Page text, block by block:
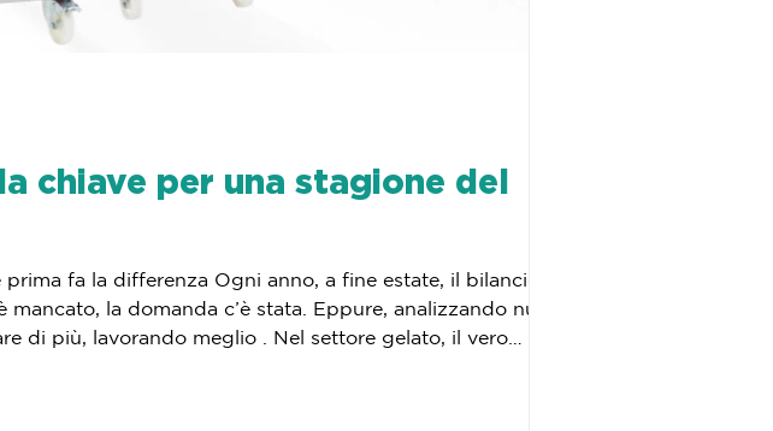
chiave per una stagione del
fa la differenza Ogni anno, a fine estate, il bilancio è
la domanda c’è stata. Eppure, analizzando numeri
di più, lavorando meglio . Nel settore gelato, il vero